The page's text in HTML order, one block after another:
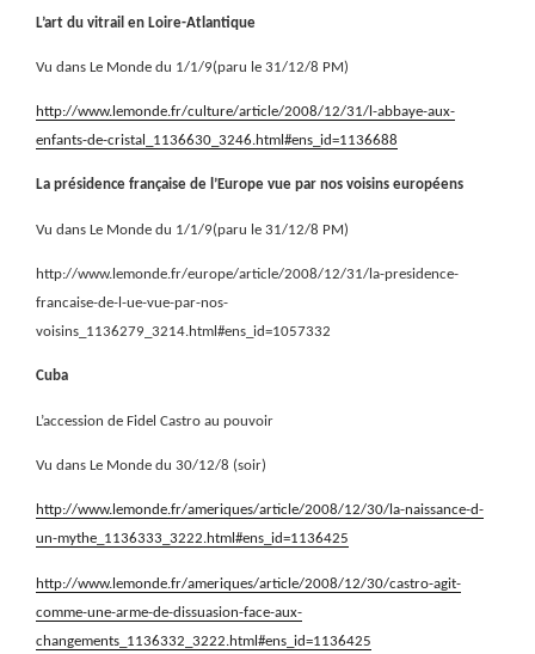
L’art du vitrail en Loire-Atlantique
Vu dans Le Monde du 1/1/9(paru le 31/12/8 PM)
http://www.lemonde.fr/culture/article/2008/12/31/l-abbaye-aux-
enfants-de-cristal_1136630_3246.html#ens_id=1136688
La présidence française de l’Europe vue par nos voisins européens
Vu dans Le Monde du 1/1/9(paru le 31/12/8 PM)
http://www.lemonde.fr/europe/article/2008/12/31/la-presidence-
francaise-de-l-ue-vue-par-nos-
voisins_1136279_3214.html#ens_id=1057332
Cuba
L’accession de Fidel Castro au pouvoir
Vu dans Le Monde du 30/12/8 (soir)
http://www.lemonde.fr/ameriques/article/2008/12/30/la-naissance-d-
un-mythe_1136333_3222.html#ens_id=1136425
http://www.lemonde.fr/ameriques/article/2008/12/30/castro-agit-
comme-une-arme-de-dissuasion-face-aux-
changements_1136332_3222.html#ens_id=1136425